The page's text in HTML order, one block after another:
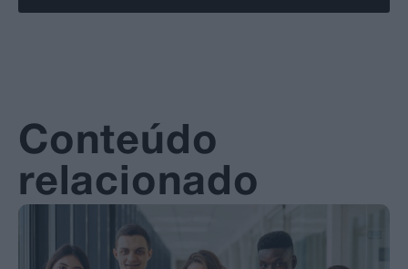
Conteúdo
relacionado